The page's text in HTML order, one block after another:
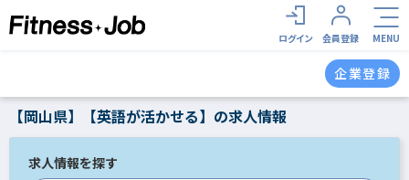
ログイン 会員登録 MENU
企業登録
【岡山県】【英語が活かせる】の求人情報
求人情報を探す